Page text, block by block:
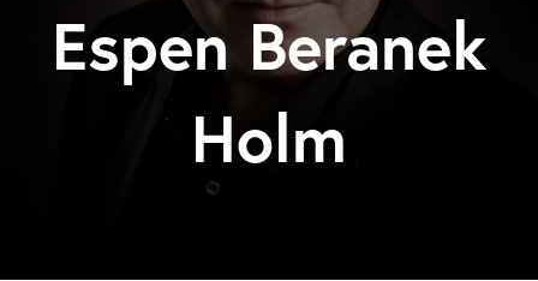
Espen Beranek
Holm